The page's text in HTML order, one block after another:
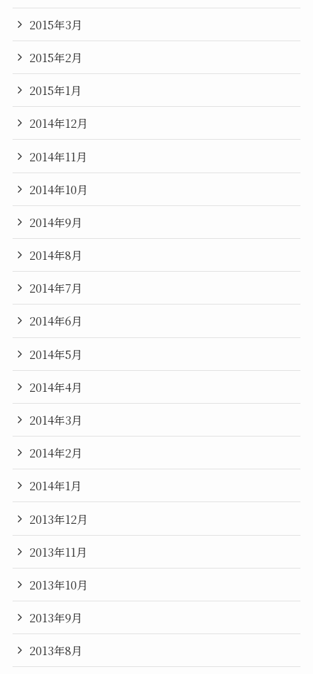
2015年3月
2015年2月
2015年1月
2014年12月
2014年11月
2014年10月
2014年9月
2014年8月
2014年7月
2014年6月
2014年5月
2014年4月
2014年3月
2014年2月
2014年1月
2013年12月
2013年11月
2013年10月
2013年9月
2013年8月